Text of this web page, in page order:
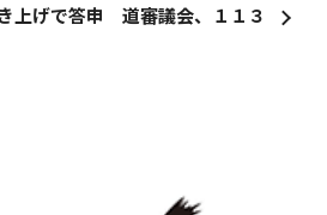
上げで答申 道審議会、１１３